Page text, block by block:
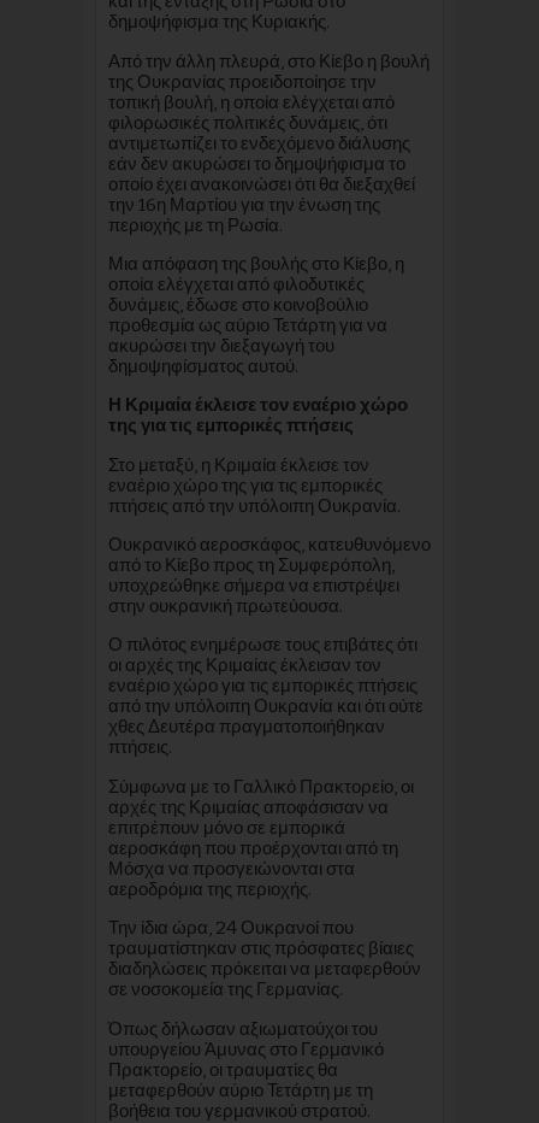
δημοψήφισμα της Κυριακής.
Από την άλλη πλευρά, στο Κίεβο η βουλή
της Ουκρανίας προειδοποίησε την
τοπική βουλή, η οποία ελέγχεται από
φιλορωσικές πολιτικές δυνάμεις, ότι
αντιμετωπίζει το ενδεχόμενο διάλυσης
εάν δεν ακυρώσει το δημοψήφισμα το
οποίο έχει ανακοινώσει ότι θα διεξαχθεί
την 16η Μαρτίου για την ένωση της
περιοχής με τη Ρωσία.
Μια απόφαση της βουλής στο Κίεβο, η
οποία ελέγχεται από φιλοδυτικές
δυνάμεις, έδωσε στο κοινοβούλιο
προθεσμία ως αύριο Τετάρτη για να
ακυρώσει την διεξαγωγή του
δημοψηφίσματος αυτού.
Η Κριμαία έκλεισε τον εναέριο χώρο
της για τις εμπορικές πτήσεις
Στο μεταξύ, η Κριμαία έκλεισε τον
εναέριο χώρο της για τις εμπορικές
πτήσεις από την υπόλοιπη Ουκρανία.
Ουκρανικό αεροσκάφος, κατευθυνόμενο
από το Κίεβο προς τη Συμφερόπολη,
υποχρεώθηκε σήμερα να επιστρέψει
στην ουκρανική πρωτεύουσα.
Ο πιλότος ενημέρωσε τους επιβάτες ότι
οι αρχές της Κριμαίας έκλεισαν τον
εναέριο χώρο για τις εμπορικές πτήσεις
από την υπόλοιπη Ουκρανία και ότι ούτε
χθες Δευτέρα πραγματοποιήθηκαν
πτήσεις.
Σύμφωνα με το Γαλλικό Πρακτορείο, οι
αρχές της Κριμαίας αποφάσισαν να
επιτρέπουν μόνο σε εμπορικά
αεροσκάφη που προέρχονται από τη
Μόσχα να προσγειώνονται στα
αεροδρόμια της περιοχής.
Την ίδια ώρα, 24 Ουκρανοί που
τραυματίστηκαν στις πρόσφατες βίαιες
διαδηλώσεις πρόκειται να μεταφερθούν
σε νοσοκομεία της Γερμανίας.
Όπως δήλωσαν αξιωματούχοι του
υπουργείου Άμυνας στο Γερμανικό
Πρακτορείο, οι τραυματίες θα
μεταφερθούν αύριο Τετάρτη με τη
βοήθεια του γερμανικού στρατού.